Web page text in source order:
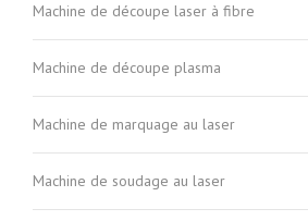
Machine de découpe laser à fibre
Machine de découpe plasma
Machine de marquage au laser
Machine de soudage au laser